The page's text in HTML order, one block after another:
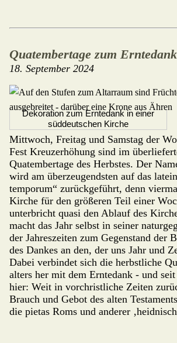
Quatembertage zum Erntedank
18. September 2024
Dekoration zum Erntedank in einer
süddeutschen Kirche
Mittwoch, Freitag und Samstag der
Fest Kreuzerhöhung sind im
Qua­tembertage des Herbstes. Der
wird am überzeugendsten auf das
temporum“ zurückgeführt, denn
Kirche für den größeren Teil einer
unterbricht quasi den Ab­lauf des
macht das Jahr selbst in seiner
der Jahreszeiten zum Gegenstand der
des Dan­kes an den, der uns Jahr und
Dabei verbindet sich die herbstliche
alters her mit dem Erntedank - und
hier: Weit in vorchristliche Zeiten
Brauch und Gebot des alten
die pietas Roms und anderer